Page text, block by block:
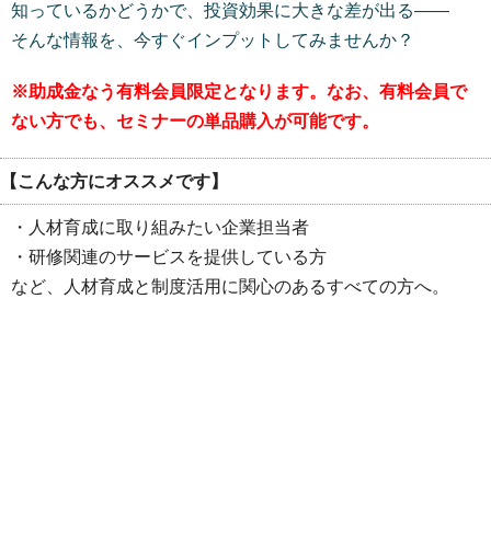
知っているかどうかで、投資効果に大きな差が出る――
そんな情報を、今すぐインプットしてみませんか？
※助成金なう有料会員限定となります。なお、有料会員で
ない方でも、セミナーの単品購入が可能です。
【こんな方にオススメです】
・人材育成に取り組みたい企業担当者
・研修関連のサービスを提供している方
など、人材育成と制度活用に関心のあるすべての方へ。